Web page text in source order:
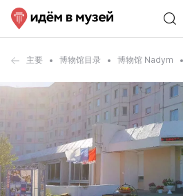
主要 博物馆目录 博物馆 Nadym